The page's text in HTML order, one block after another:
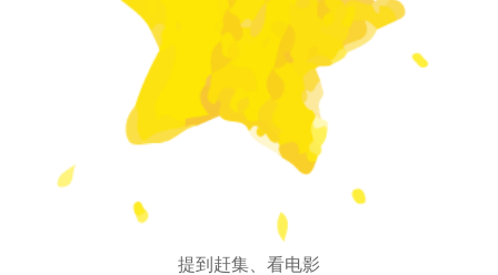
提到赶集、看电影